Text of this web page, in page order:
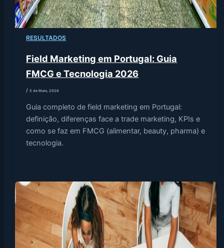
RESULTADOS
Field Marketing em Portugal: Guia
FMCG e Tecnologia 2026
/5 de Maio, 2026
Guia completo de field marketing em Portugal:
definição, diferenças face a trade marketing, KPIs e
como se faz em FMCG (alimentar, beauty, pharma) e
tecnologia.